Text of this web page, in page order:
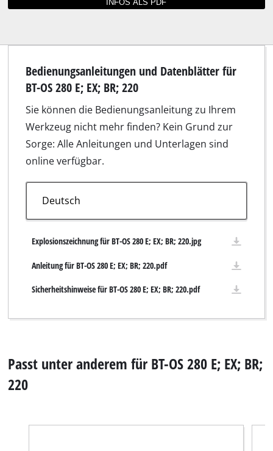
Bedienungsanleitungen und Datenblätter für
BT-OS 280 E; EX; BR; 220
Sie können die Bedienungsanleitung zu Ihrem
Werkzeug nicht mehr finden? Kein Grund zur
Sorge: Alle Anleitungen und Unterlagen sind
online verfügbar.
Explosionszeichnung für BT-OS 280 E; EX; BR; 220.jpg
Anleitung für BT-OS 280 E; EX; BR; 220.pdf
Sicherheitshinweise für BT-OS 280 E; EX; BR; 220.pdf
Passt unter anderem für BT-OS 280 E; EX; BR;
220